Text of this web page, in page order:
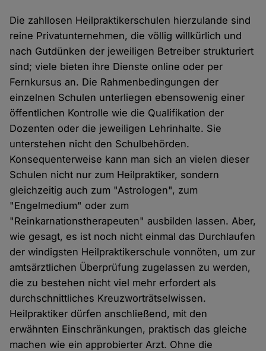
Die zahllosen Heilpraktikerschulen hierzulande sind
reine Privatunternehmen, die völlig willkürlich und
nach Gutdünken der jeweiligen Betreiber strukturiert
sind; viele bieten ihre Dienste online oder per
Fernkursus an. Die Rahmenbedingungen der
einzelnen Schulen unterliegen ebensowenig einer
öffentlichen Kontrolle wie die Qualifikation der
Dozenten oder die jeweiligen Lehrinhalte. Sie
unterstehen nicht den Schulbehörden.
Konsequenterweise kann man sich an vielen dieser
Schulen nicht nur zum Heilpraktiker, sondern
gleichzeitig auch zum "Astrologen", zum
"Engelmedium" oder zum
"Reinkarnationstherapeuten" ausbilden lassen. Aber,
wie gesagt, es ist noch nicht einmal das Durchlaufen
der windigsten Heilpraktikerschule vonnöten, um zur
amtsärztlichen Überprüfung zugelassen zu werden,
die zu bestehen nicht viel mehr erfordert als
durchschnittliches Kreuzworträtselwissen.
Heilpraktiker dürfen anschließend, mit den
erwähnten Einschränkungen, praktisch das gleiche
machen wie ein approbierter Arzt. Ohne die